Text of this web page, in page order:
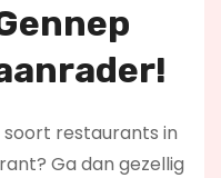
soort restaurants in
Ga dan gezellig